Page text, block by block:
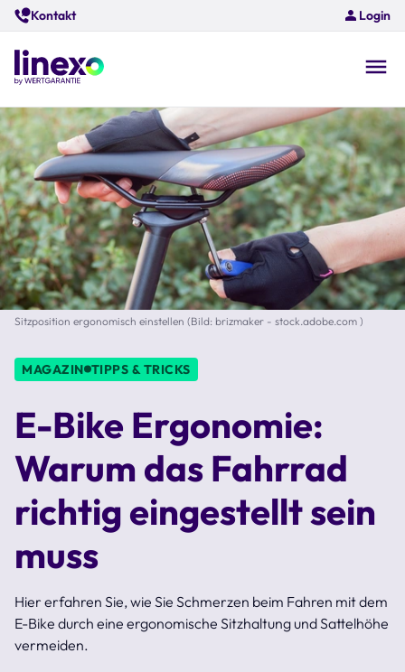
Skip
to
main
content
Kontakt Login
Sitzposition ergonomisch einstellen (Bild: brizmaker - stock.adobe.com )
MAGAZIN TIPPS & TRICKS
E-Bike Ergonomie:
Warum das Fahrrad
richtig eingestellt sein
muss
Hier erfahren Sie, wie Sie Schmerzen beim Fahren mit dem
E-Bike durch eine ergonomische Sitzhaltung und Sattelhöhe
vermeiden.